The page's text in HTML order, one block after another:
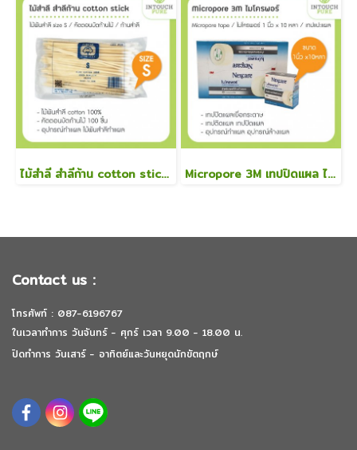
ไม้สำลี สำลีก้าน cotton stick size S Micropore 3M เทปปิดแผล ไมโครพอร์ 1 นิ้ว x 10 หลา
Contact us :
โทรศัพท์ : 087-6196767
ในเวลาทำการ วันจันทร์ - ศุกร์ เวลา 9.00 - 18.00 น.
ปิดทำการ วันเสาร์ - อาทิตย์และวันหยุดนักขัตฤกษ์